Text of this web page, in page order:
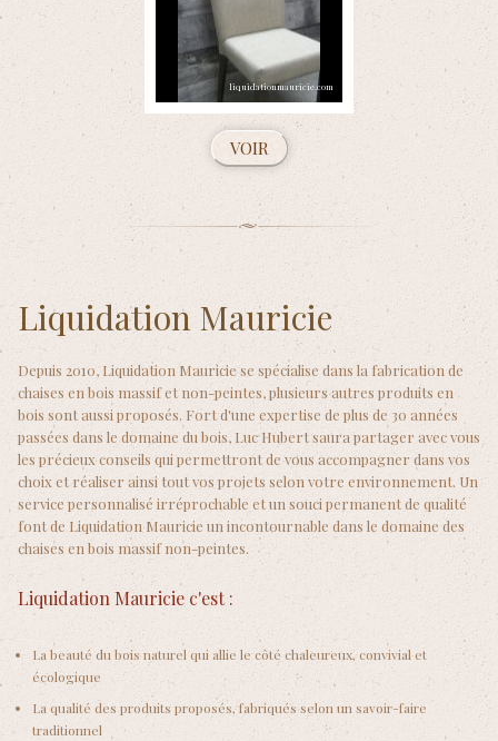
VOIR
Liquidation Mauricie
Depuis 2010, Liquidation Mauricie se spécialise dans la fabrication de
chaises en bois massif et non-peintes, plusieurs autres produits en
bois sont aussi proposés. Fort d'une expertise de plus de 30 années
passées dans le domaine du bois, Luc Hubert saura partager avec vous
les précieux conseils qui permettront de vous accompagner dans vos
choix et réaliser ainsi tout vos projets selon votre environnement. Un
service personnalisé irréprochable et un souci permanent de qualité
font de Liquidation Mauricie un incontournable dans le domaine des
chaises en bois massif non-peintes.
Liquidation Mauricie c'est :
La beauté du bois naturel qui allie le côté chaleureux, convivial et
écologique
La qualité des produits proposés, fabriqués selon un savoir-faire
traditionnel